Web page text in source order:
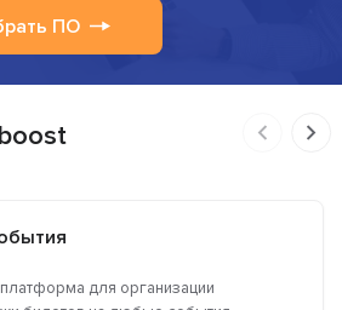
ПО
для организации